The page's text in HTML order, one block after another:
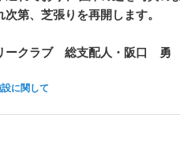
第、芝張りを再開します。
ークラブ 総支配人・阪口 勇
に関して